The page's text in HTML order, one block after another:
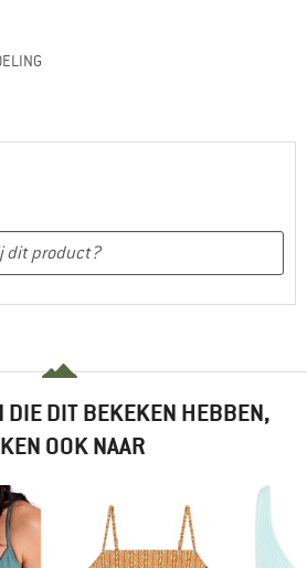
DIE DIT BEKEKEN HEBBEN,
OOK NAAR